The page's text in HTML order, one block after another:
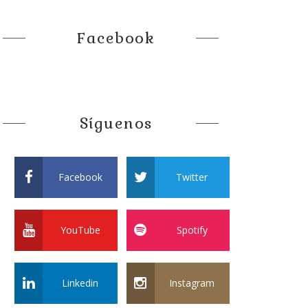
Facebook
Síguenos
Facebook Twitter
YouTube Spotify
Linkedin Instagram